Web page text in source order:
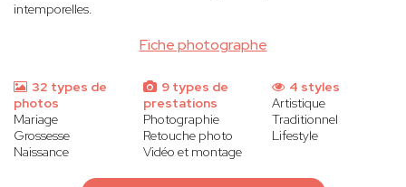
Fiche photographe
intemporelles.
32 types de
photos
Mariage
Grossesse
Naissance
9 types de
prestations
Photographie
Retouche photo
Vidéo et montage
4 styles
Artistique
Traditionnel
Lifestyle